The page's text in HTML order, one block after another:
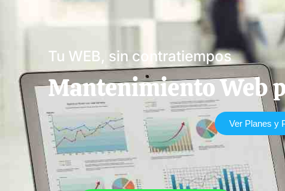
Tu WEB, sin contratiempos
Mantenimiento Web
Ver Planes y